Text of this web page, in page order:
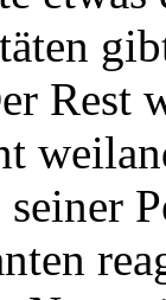
Rest